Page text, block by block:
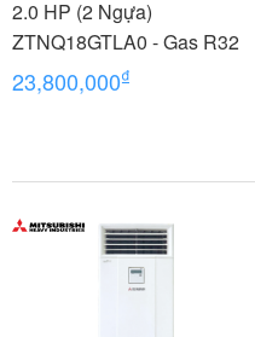
2.0 HP (2 Ngựa)
ZTNQ18GTLA0 - Gas R32
23,800,000₫